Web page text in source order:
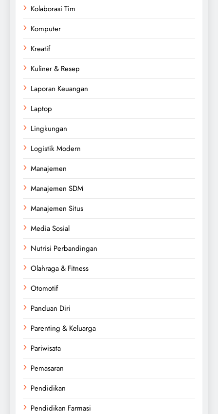
Kolaborasi Tim
Komputer
Kreatif
Kuliner & Resep
Laporan Keuangan
Laptop
Lingkungan
Logistik Modern
Manajemen
Manajemen SDM
Manajemen Situs
Media Sosial
Nutrisi Perbandingan
Olahraga & Fitness
Otomotif
Panduan Diri
Parenting & Keluarga
Pariwisata
Pemasaran
Pendidikan
Pendidikan Farmasi